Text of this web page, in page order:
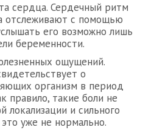
сердца. Сердечный ритм
отслеживают с помощью
его возможно лишь
беременности.
ощущений.
о
организм в период
правило, такие боли не
локализации и сильного
уже не нормально.